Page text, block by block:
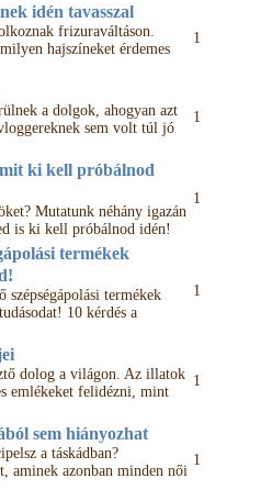
idén tavasszal
frizuraváltáson.
hajszíneket érdemes
1
a dolgok, ahogyan azt
sem volt túl jó
1
ki kell próbálnod
Mutatunk néhány igazán
is ki kell próbálnod idén!
1
termékek
szépségápolási termékek
10 kérdés a
1
dolog a világon. Az illatok
emlékeket felidézni, mint
1
sem hiányozhat
a táskádban?
aminek azonban minden női
1